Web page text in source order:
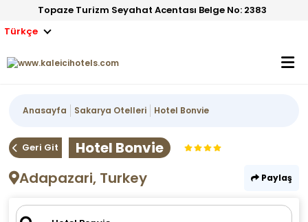
Topaze Turizm Seyahat Acentası Belge No: 2383
Türkçe
Anasayfa Sakarya Otelleri Hotel Bonvie
Geri Git
Hotel Bonvie
Adapazari, Turkey
Paylaş